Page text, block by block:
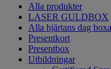
Alla produkter
LASER GULDBOX
Alla hjärtans dag
Presentkort
Presentbox
Utbildningar